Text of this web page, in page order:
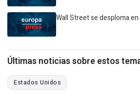
Wall Street se desploma
Últimas noticias sobre estos
Estados Unidos